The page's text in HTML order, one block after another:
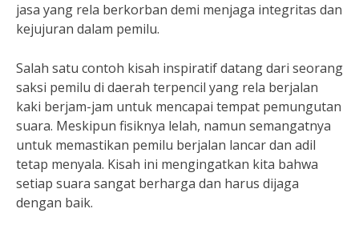
jasa yang rela berkorban demi menjaga integritas dan
kejujuran dalam pemilu.
Salah satu contoh kisah inspiratif datang dari seorang
saksi pemilu di daerah terpencil yang rela berjalan
kaki berjam-jam untuk mencapai tempat pemungutan
suara. Meskipun fisiknya lelah, namun semangatnya
untuk memastikan pemilu berjalan lancar dan adil
tetap menyala. Kisah ini mengingatkan kita bahwa
setiap suara sangat berharga dan harus dijaga
dengan baik.